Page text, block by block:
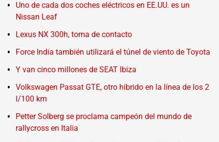
Uno de cada dos coches eléctricos en EE.UU. es un
Nissan Leaf
Lexus NX 300h, toma de contacto
Force India también utilizará el túnel de viento de Toyota
Y van cinco millones de SEAT Ibiza
Volkswagen Passat GTE, otro híbrido en la línea de los 2
l/100 km
Petter Solberg se proclama campeón del mundo de
rallycross en Italia